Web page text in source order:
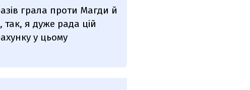
грала проти Магди й
я дуже рада цій
у цьому